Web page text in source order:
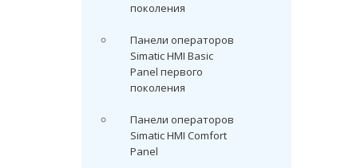
поколения
Панели операторов
Simatic HMI Basic
Panel первого
поколения
Панели операторов
Simatic HMI Comfort
Panel